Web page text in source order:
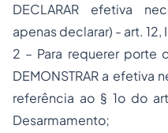
DECLARAR efetiva
apenas declarar) - art. 12,
2 – Para requerer porte
DEMONSTRAR a efetiva
referência ao § 1o do
Desarmamento;